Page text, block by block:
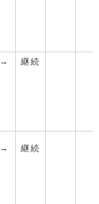
→ 継続
→ 継続